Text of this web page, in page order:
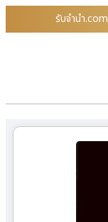
รับจํานํา.com